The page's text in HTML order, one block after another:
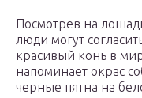
Посмотрев на
люди могут
красивый конь в
напоминает окрас
черные пятна на